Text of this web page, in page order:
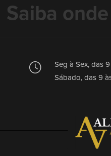
Saiba
Seg à Sex, das
Sábado, das 9